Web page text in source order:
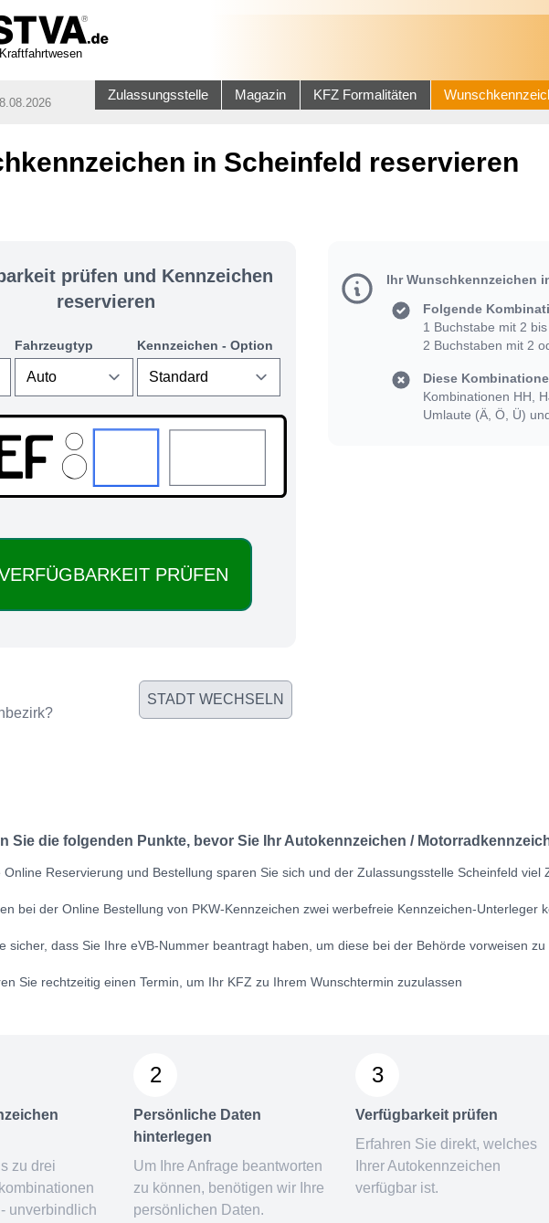
Zulassungsstelle Magazin KFZ Formalitäten
in Scheinfeld reservieren
prüfen und Kennzeichen
reservieren
Fahrzeugtyp Kennzeichen - Option
STADT WECHSELN
Ihr Wunschkennzeichen
Folgende
1 Buchstabe mit 2
2 Buchstaben mit 2
Diese
Kombinationen HH,
Umlaute (Ä, Ö, Ü)
Sie die folgenden Punkte, bevor Sie Ihr Autokennzeichen /
Online Reservierung und Bestellung sparen Sie sich und der Zulassungsstelle Scheinfeld viel
bei der Online Bestellung von PKW-Kennzeichen zwei werbefreie Kennzeichen-Unterleger
sicher, dass Sie Ihre eVB-Nummerbeantragt haben, um diese bei der Behörde vorweisen zu
Sie rechtzeitig einen Termin, um Ihr KFZ zu Ihrem Wunschtermin zuzulassen
zu drei
unverbindlich
2
Persönliche Daten
hinterlegen
Um Ihre Anfrage beantworten
zu können, benötigen wir Ihre
persönlichen Daten.
3
Verfügbarkeit prüfen
Erfahren Sie direkt, welches
Ihrer Autokennzeichen
verfügbar ist.